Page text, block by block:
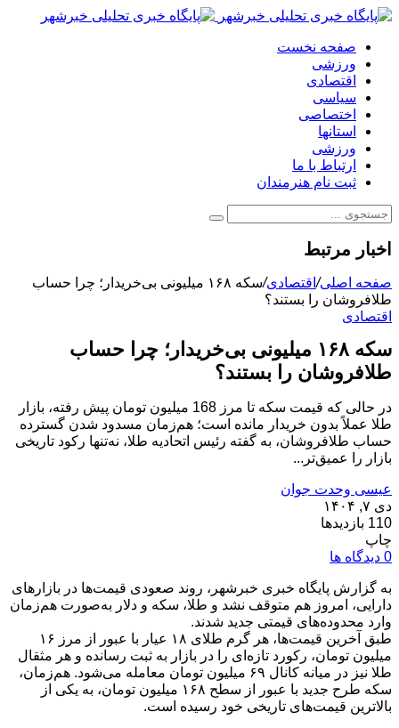
صفحه نخست
ورزشی
اقتصادی
سیاسی
اختصاصی
استانها
ورزشی
ارتباط با ما
ثبت نام هنرمندان
اخبار مرتبط
صفحه اصلی/اقتصادی/
سکه ۱۶۸ میلیونی بی‌خریدار؛ چرا حساب
طلافروشان را بستند؟
اقتصادی
سکه ۱۶۸ میلیونی بی‌خریدار؛ چرا حساب
طلافروشان را بستند؟
در حالی که قیمت سکه تا مرز 168 میلیون تومان پیش رفته، بازار
طلا عملاً بدون خریدار مانده است؛ هم‌زمان مسدود شدن گسترده
حساب‌ طلافروشان، به گفته رئیس اتحادیه طلا، نه‌تنها رکود تاریخی
بازار را عمیق‌تر...
عیسی وحدت جوان
دی ۷, ۱۴۰۴
110 بازدیدها
چاپ
0 دیدگاه ها
به گزارش پایگاه خبری خبرشهر، روند صعودی قیمت‌ها در بازارهای
دارایی، امروز هم متوقف نشد و طلا، سکه و دلار به‌صورت هم‌زمان
وارد محدوده‌های قیمتی جدید شدند.
طبق آخرین قیمت‌ها، هر گرم طلای ۱۸ عیار با عبور از مرز ۱۶
میلیون تومان، رکورد تازه‌ای را در بازار به ثبت رسانده و هر مثقال
طلا نیز در میانه کانال ۶۹ میلیون تومان معامله می‌شود. هم‌زمان،
سکه طرح جدید با عبور از سطح ۱۶۸ میلیون تومان، به یکی از
بالاترین قیمت‌های تاریخی خود رسیده است.